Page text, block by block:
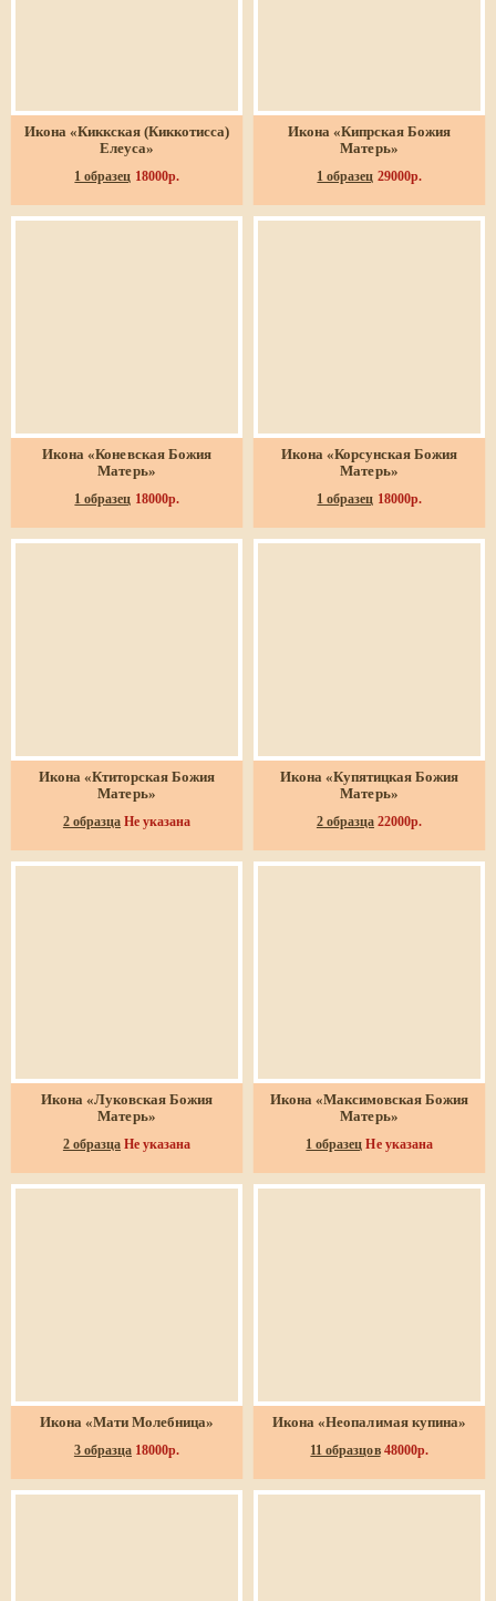
Икона «Киккская (Киккотисса)
Елеуса»
1 образец 18000р.
Икона «Кипрская Божия
Матерь»
1 образец 29000р.
Икона «Коневская Божия
Матерь»
1 образец 18000р.
Икона «Корсунская Божия
Матерь»
1 образец 18000р.
Икона «Ктиторская Божия
Матерь»
2 образца Не указана
Икона «Купятицкая Божия
Матерь»
2 образца 22000р.
Икона «Луковская Божия
Матерь»
2 образца Не указана
Икона «Максимовская Божия
Матерь»
1 образец Не указана
Икона «Мати Молебница»
3 образца 18000р.
Икона «Неопалимая купина»
11 образцов 48000р.